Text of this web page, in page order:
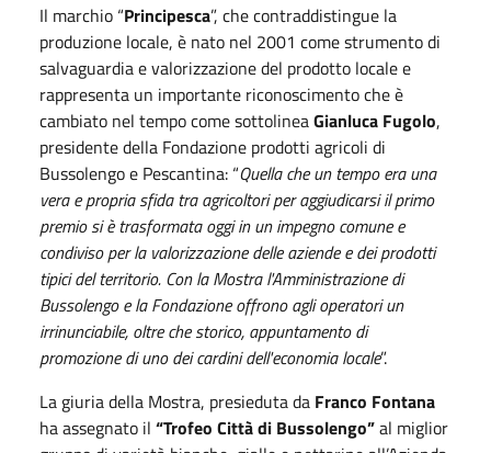
Il marchio “Principesca”, che contraddistingue la
produzione locale, è nato nel 2001 come strumento di
salvaguardia e valorizzazione del prodotto locale e
rappresenta un importante riconoscimento che è
cambiato nel tempo come sottolineaGianluca Fugolo,
presidente della Fondazione prodotti agricoli di
Bussolengo e Pescantina: “Quella che un tempo era una
vera e propria sfida tra agricoltori per aggiudicarsi il primo
premio si è trasformata oggi in un impegno comune e
condiviso per la valorizzazione delle aziende e dei prodotti
tipici del territorio. Con la Mostra l'Amministrazione di
Bussolengo e la Fondazione offrono agli operatori un
irrinunciabile, oltre che storico, appuntamento di
promozione di uno dei cardini dell'economia locale”.
La giuria della Mostra, presieduta da Franco Fontana
ha assegnato il “Trofeo Città di Bussolengo”al miglior